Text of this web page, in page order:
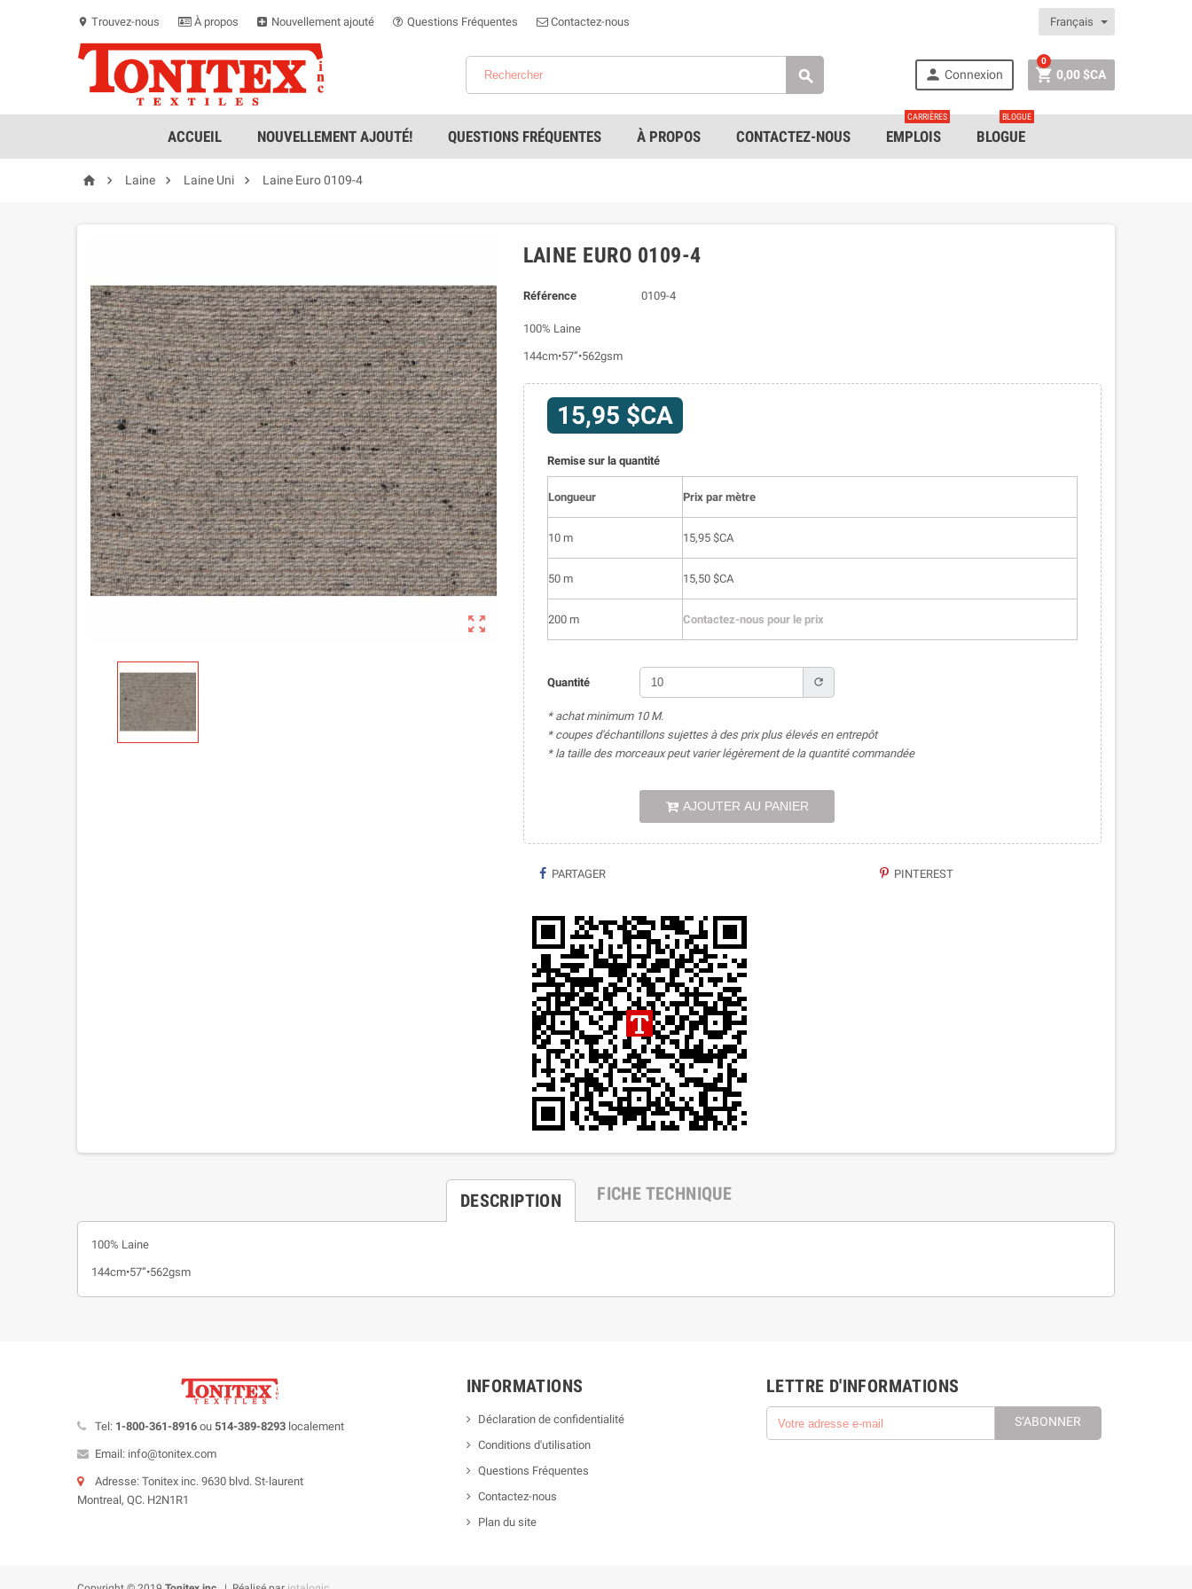
location_on Trouvez-nous À propos Nouvellement ajouté Questions Fréquentes Contactez-nous Français
  Connexion  0,00 $CA
0
ACCUEIL NOUVELLEMENT AJOUTÉ! QUESTIONS FRÉQUENTES À PROPOS CONTACTEZ-NOUS EMPLOIS
CARRIÈRES
BLOGUE
BLOGUE
  Laine  Laine Uni  Laine Euro 0109-4

LAINE EURO 0109-4
Référence 0109-4
100% Laine
144cm•57”•562gsm
15,95 $CA
Remise sur la quantité
Longueur Prix par mètre
10 m 15,95 $CA
50 m 15,50 $CA
200 m Contactez-nous pour le prix
Quantité refresh
* achat minimum 10 M.
* coupes d'échantillons sujettes à des prix plus élevés en entrepôt
* la taille des morceaux peut varier légèrement de la quantité commandée
AJOUTER AU PANIER
PARTAGER PINTEREST
DESCRIPTION FICHE TECHNIQUE
100% Laine
144cm•57”•562gsm
Tel: 1-800-361-8916 ou 514-389-8293 localement
Email: info@tonitex.com
Adresse: Tonitex inc. 9630 blvd. St-laurent
Montreal, QC. H2N1R1
INFORMATIONS
Déclaration de confidentialité
Conditions d'utilisation
Questions Fréquentes
Contactez-nous
Plan du site
LETTRE D'INFORMATIONS
S’ABONNER